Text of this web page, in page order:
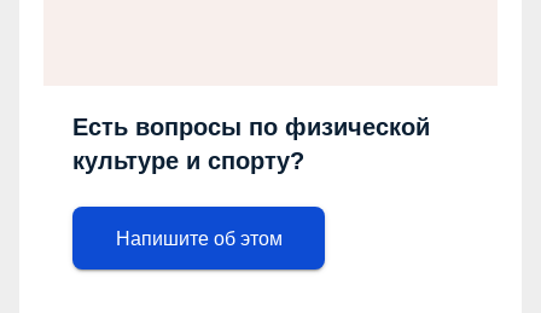
Есть вопросы по физической
культуре и спорту?
Напишите об этом